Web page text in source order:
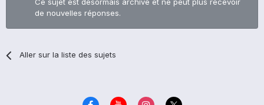
Ce sujet est désormais archivé et ne peut plus recevoir
de nouvelles réponses.
Aller sur la liste des sujets